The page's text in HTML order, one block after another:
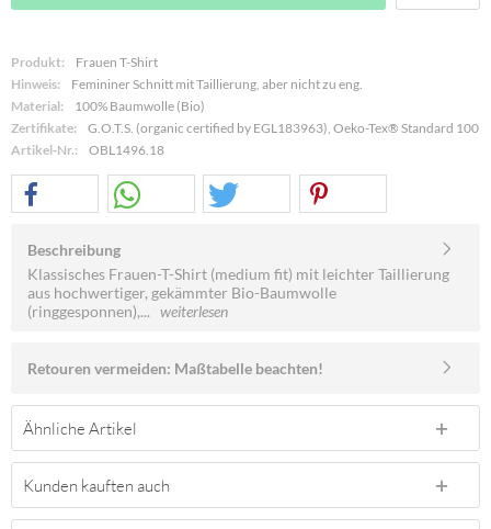
Produkt:
Frauen T-Shirt
Hinweis:
Femininer Schnitt mit Taillierung, aber nicht zu eng.
Material:
100% Baumwolle (Bio)
Zertifikate:
G.O.T.S. (organic certified by EGL183963), Oeko-Tex® Standard 100
Artikel-Nr.:
OBL1496.18
Beschreibung
Klassisches Frauen-T-Shirt (medium fit) mit leichter Taillierung
aus hochwertiger, gekämmter Bio-Baumwolle
(ringgesponnen),... weiterlesen
Retouren vermeiden: Maßtabelle beachten!
Ähnliche Artikel
Kunden kauften auch